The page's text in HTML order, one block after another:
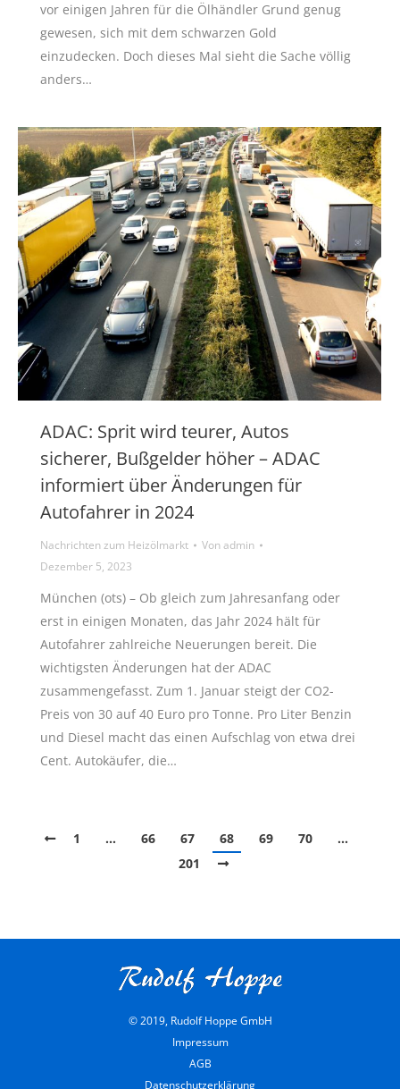
vor einigen Jahren für die Ölhändler Grund genug
gewesen, sich mit dem schwarzen Gold
einzudecken. Doch dieses Mal sieht die Sache völlig
anders…
ADAC: Sprit wird teurer, Autos
sicherer, Bußgelder höher – ADAC
informiert über Änderungen für
Autofahrer in 2024
Nachrichten zum Heizölmarkt Vonadmin
Dezember 5, 2023
München (ots) – Ob gleich zum Jahresanfang oder
erst in einigen Monaten, das Jahr 2024 hält für
Autofahrer zahlreiche Neuerungen bereit. Die
wichtigsten Änderungen hat der ADAC
zusammengefasst. Zum 1. Januar steigt der CO2-
Preis von 30 auf 40 Euro pro Tonne. Pro Liter Benzin
und Diesel macht das einen Aufschlag von etwa drei
Cent. Autokäufer, die…
1 … 66 67 68 69 70
…
201
© 2019, Rudolf Hoppe GmbH
Impressum
AGB
Datenschutzerklärung